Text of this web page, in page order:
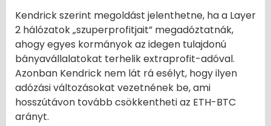
Kendrick szerint megoldást jelenthetne, ha a Layer
2 hálózatok „szuperprofitjait” megadóztatnák,
ahogy egyes kormányok az idegen tulajdonú
bányavállalatokat terhelik extraprofit-adóval.
Azonban Kendrick nem lát rá esélyt, hogy ilyen
adózási változásokat vezetnének be, ami
hosszútávon tovább csökkentheti az ETH-BTC
arányt.